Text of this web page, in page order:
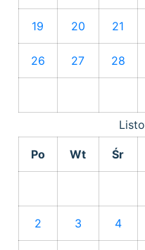
19 20 21
26 27 28
Po Wt Śr
2 3 4